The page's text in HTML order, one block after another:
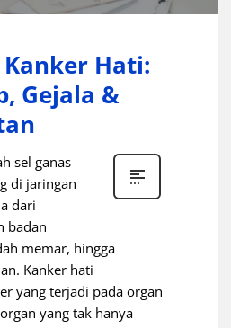
Hati:
Gejala &
sel ganas
di jaringan
dari
badan
memar, hingga
Kanker hati
yang terjadi pada organ
yang tak hanya